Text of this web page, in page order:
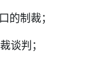
的制裁；
谈判；